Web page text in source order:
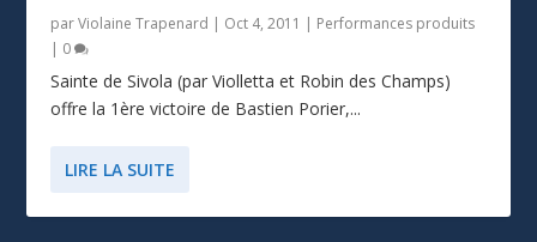
parViolaine Trapenard | Oct 4, 2011 | Performances produits
| 0
Sainte de Sivola (par Violletta et Robin des Champs)
offre la 1ère victoire de Bastien Porier,...
LIRE LA SUITE